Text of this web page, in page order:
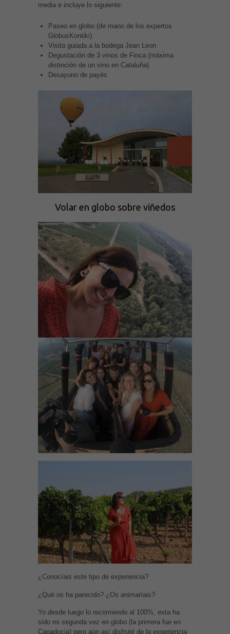
media e incluye lo siguiente:
Paseo en globo (de mano de los expertos
GlobusKontiki)
Visita guiada a la bodega Jean Leon
Degustación de 3 vinos de Finca (máxima
distinción de un vino en Cataluña)
Desayuno de payés
Volar en globo sobre viñedos
¿Conocíais este tipo de experiencia?
¿Qué os ha parecido? ¿Os animaríais?
Yo desde luego lo recomiendo al 100%, esta ha
sido mi segunda vez en globo (la primera fue en
Capadocia) pero aún así disfruté de la experiencia